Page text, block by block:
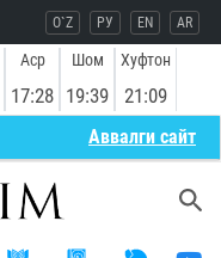
O`Z РУ EN AR
Аср
17:28
Шом
19:39
Хуфтон
21:09
Aввалги сайт